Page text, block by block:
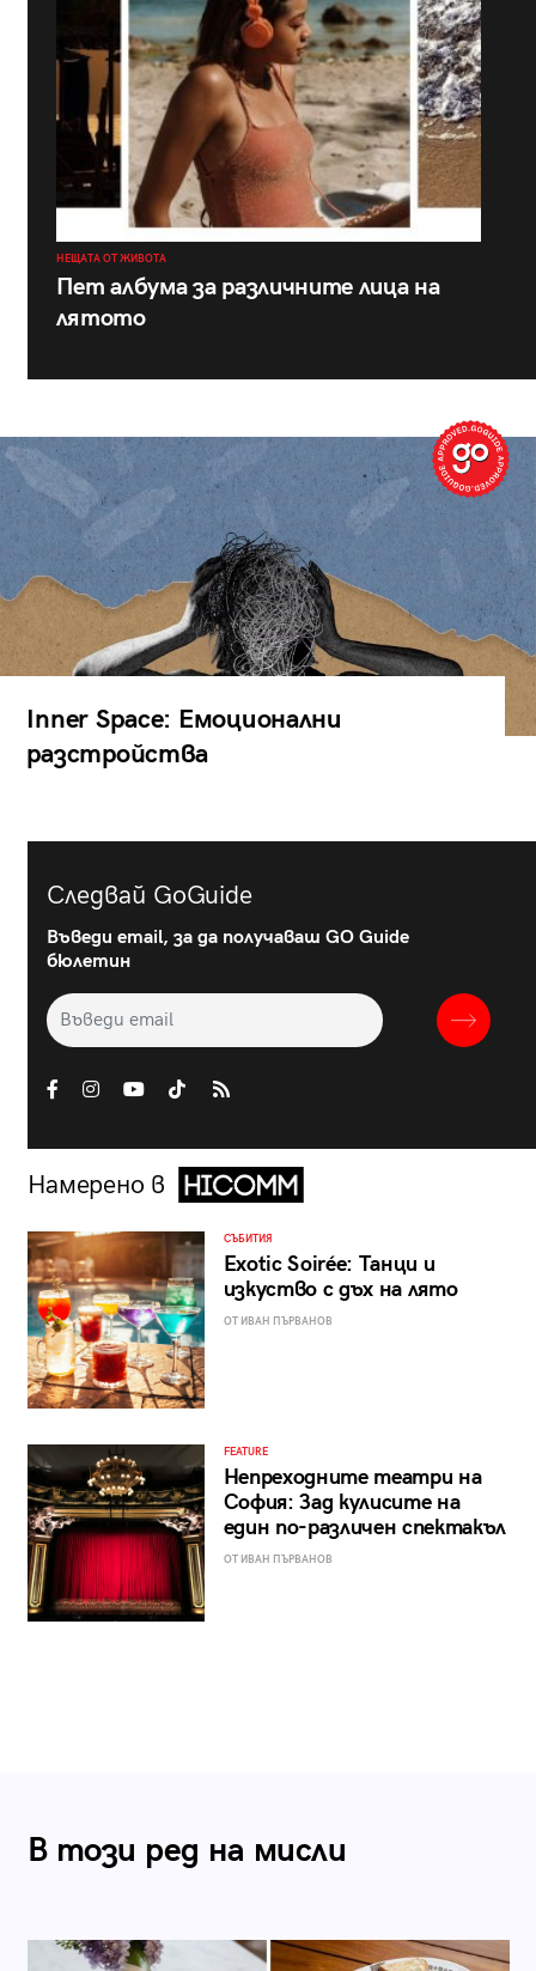
НЕЩАТА ОТ ЖИВОТА
Пет албума за различните лица на
лятото
Inner Space: Емоционални
разстройства
Следвай GoGuide
Въведи email, за да получаваш GO Guide
бюлетин
Намерено в
СЪБИТИЯ
Exotic Soirée: Танци и
изкуство с дъх на лято
ОТ ИВАН ПЪРВАНОВ
FEATURE
Непреходните театри на
София: Зад кулисите на
един по-различен спектакъл
ОТ ИВАН ПЪРВАНОВ
В този ред на мисли